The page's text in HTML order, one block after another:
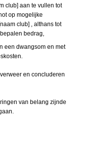
club] aan te vullen tot
op mogelijke
club] , althans tot
bedrag,
een dwangsom en met
en concluderen
van belang zijnde